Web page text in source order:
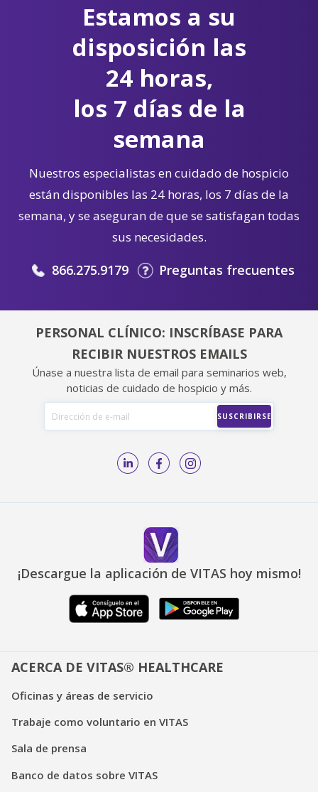
Estamos a su
disposición las
24 horas,
los 7 días de la
semana
Nuestros especialistas en cuidado de hospicio
están disponibles las 24 horas, los 7 días de la
semana, y se aseguran de que se satisfagan todas
sus necesidades.
866.275.9179 Preguntas frecuentes
PERSONAL CLÍNICO: INSCRÍBASE PARA
RECIBIR NUESTROS EMAILS
Únase a nuestra lista de email para seminarios web,
noticias de cuidado de hospicio y más.
¡Descargue la aplicación de VITAS hoy mismo!
ACERCA DE VITAS® HEALTHCARE
Oficinas y áreas de servicio
Trabaje como voluntario en VITAS
Sala de prensa
Banco de datos sobre VITAS